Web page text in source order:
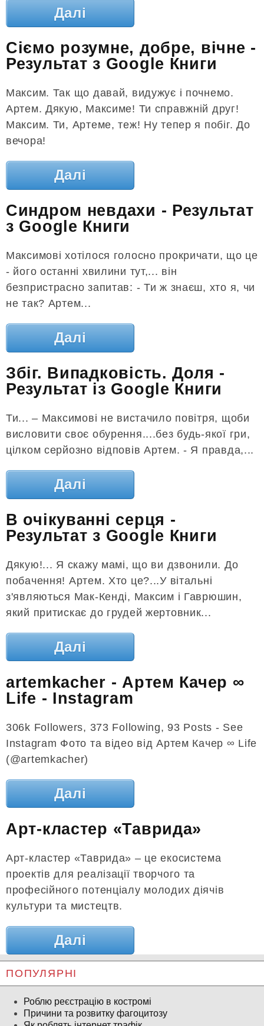
Далі
Сіємо розумне, добре, вічне -
Результат з Google Книги
Максим. Так що давай, видужує і почнемо.
Артем. Дякую, Максиме! Ти справжній друг!
Максим. Ти, Артеме, теж! Ну тепер я побіг. До
вечора!
Далі
Синдром невдахи - Результат
з Google Книги
Максимові хотілося голосно прокричати, що це
- його останні хвилини тут,... він
безпристрасно запитав: - Ти ж знаєш, хто я, чи
не так? Артем...
Далі
Збіг. Випадковість. Доля -
Результат із Google Книги
Ти... – Максимові не вистачило повітря, щоби
висловити своє обурення....без будь-якої гри,
цілком серйозно відповів Артем. - Я правда,...
Далі
В очікуванні серця -
Результат з Google Книги
Дякую!... Я скажу мамі, що ви дзвонили. До
побачення! Артем. Хто це?...У вітальні
з'являються Мак-Кенді, Максим і Гаврюшин,
який притискає до грудей жертовник...
Далі
artemkacher - Артем Качер ∞
Life - Instagram
306k Followers, 373 Following, 93 Posts - See
Instagram Фото та відео від Артем Качер ∞ Life
(@artemkacher)
Далі
Арт-кластер «Таврида»
Арт-кластер «Таврида» – це екосистема
проектів для реалізації творчого та
професійного потенціалу молодих діячів
культури та мистецтв.
Далі
ПОПУЛЯРНІ
Роблю реєстрацію в костромі
Причини та розвитку фагоцитозу